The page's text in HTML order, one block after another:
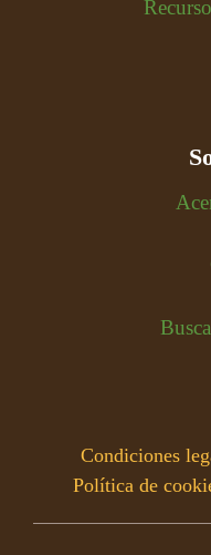
Condiciones
Política de